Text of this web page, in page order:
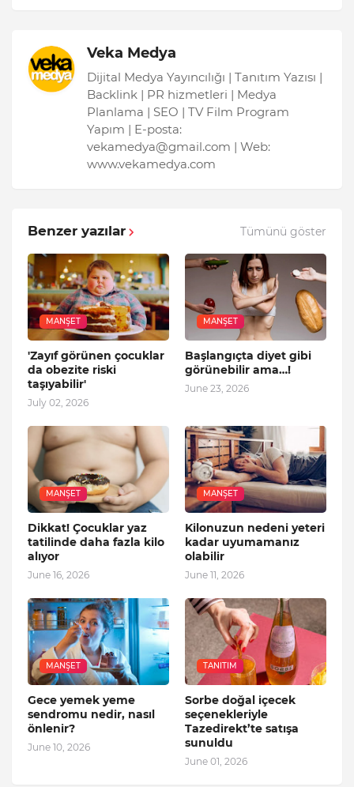
Veka Medya
Dijital Medya Yayıncılığı | Tanıtım Yazısı |
Backlink | PR hizmetleri | Medya
Planlama | SEO | TV Film Program
Yapım | E-posta:
vekamedya@gmail.com | Web:
www.vekamedya.com
Benzer yazılar Tümünü göster
MANŞET
'Zayıf görünen çocuklar
da obezite riski
taşıyabilir'
July 02, 2026
MANŞET
Başlangıçta diyet gibi
görünebilir ama…!
June 23, 2026
MANŞET
Dikkat! Çocuklar yaz
tatilinde daha fazla kilo
alıyor
June 16, 2026
MANŞET
Kilonuzun nedeni yeteri
kadar uyumamanız
olabilir
June 11, 2026
MANŞET
Gece yemek yeme
sendromu nedir, nasıl
önlenir?
June 10, 2026
TANITIM
Sorbe doğal içecek
seçenekleriyle
Tazedirekt’te satışa
sunuldu
June 01, 2026